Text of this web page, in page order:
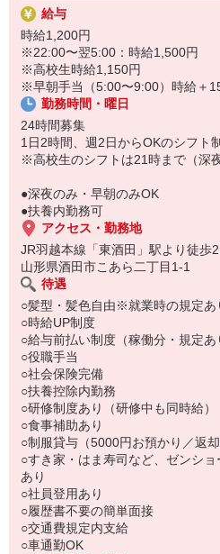
他にも、食材の調整や金銭管理、新
様々なお仕事があります。
セルフオーダー、セルフ会計で、現
せん。※一部店舗を除く
取り間違いもなく安心でスムーズ♪
マニュアルも用意していますので飲
もちろん先輩クルーがしっかり教え
い。
給与
時給1,200円
※22:00〜翌5:00：時給1,500円
※高校生時給1,150円
※早朝手当（5:00〜9:00）時給＋
勤務時間・曜日
24時間募集
1日2時間、週2日からOKのシフト
※高校生のシフトは21時まで（深
●深夜のみ・早朝のみOK
●扶養内勤務可
アクセス・勤務地
JR羽越本線「東酒田」駅より徒歩
山形県酒田市こあら二丁目1-1
待遇
○髪型・髪色自由※就業時の規定あ
○時給UP制度
○給与前払い制度（稼働分・規定あ
○役職手当
○社会保険完備
○扶養控除内勤務
○研修制度あり（研修中も同時給）
○食事補助あり
○制服貸与（5000円お預かり／返却
○すき家・はま寿司など、ゼンシ
あり
○社員登用あり
○履歴書不要の簡単面接
○交通費規定内支給
○車通勤OK